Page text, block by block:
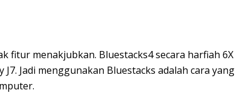
fitur menakjubkan. Bluestacks4 secara harfiah 6X
Jadi menggunakan Bluestacks adalah cara yang